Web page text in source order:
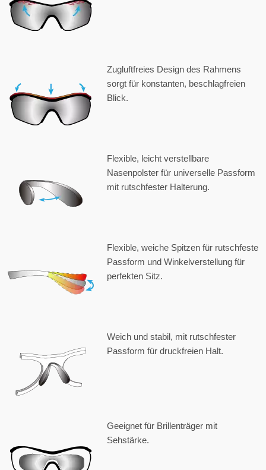
Zugluftfreies Design des Rahmens
sorgt für konstanten, beschlagfreien
Blick.
Flexible, leicht verstellbare
Nasenpolster für universelle Passform
mit rutschfester Halterung.
Flexible, weiche Spitzen für rutschfeste
Passform und Winkelverstellung für
perfekten Sitz.
Weich und stabil, mit rutschfester
Passform für druckfreien Halt.
Geeignet für Brillenträger mit
Sehstärke.